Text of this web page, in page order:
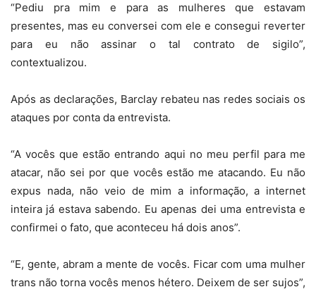
“Pediu pra mim e para as mulheres que estavam
presentes, mas eu conversei com ele e consegui reverter
para eu não assinar o tal contrato de sigilo”,
contextualizou.
Após as declarações, Barclay rebateu nas redes sociais os
ataques por conta da entrevista.
“A vocês que estão entrando aqui no meu perfil para me
atacar, não sei por que vocês estão me atacando. Eu não
expus nada, não veio de mim a informação, a internet
inteira já estava sabendo. Eu apenas dei uma entrevista e
confirmei o fato, que aconteceu há dois anos”.
“E, gente, abram a mente de vocês. Ficar com uma mulher
trans não torna vocês menos hétero. Deixem de ser sujos”,